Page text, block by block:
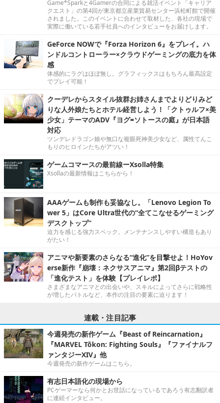
Game*Sparkと4Gamerの合同による就活イベント「キャリア
クエスト」の第4回が東京都立産業貿易センター浜松町館で開催
されました。このイベントに合わせて取材した、各社の現場で
実際に働いている若手社員へのインタビューをお届けします。
GeForce NOWで『Forza Horizon 6』をプレイ。ハ
ンドルコントローラー×クラウドゲーミングの底力を体
感
体感的にラグはほぼ無し。グラフィックスはもちろん最高設定
でプレイ可能！
クーデレからスタイル抜群お姉さんまでよりどりみど
りな人外娘たちとホテル経営しよう！「クトゥルフ×美
少女」テーマのADV『ヨグ=ソトースの庭』が日本語
対応
ツンデレドラゴン娘や無口な複眼死神美少女など、属性てんこ
もりのヒロインたちがアツい！
ゲームコマースの最前線ーXsolla特集
Xsollaの最新情報はこちらから！
AAAゲームも制作も妥協なし。「Lenovo Legion To
wer 5」はCore Ultra世代の“全てこなせるゲーミング
デスクトップ”
迫力を感じる強力スペック。メンテナンスしやすい構造もあり
がたい！
アニマや新要素のさらなる“進化”を目撃せよ！HoYov
erse新作『崩壊：ネクサスアニマ』第2回βテストの
「進化テスト」を体験【プレイレポ】
さまざまなアニマとの出会いや、スキルによってさらに戦略性
が増したバトルなど、本作の注目の要素に迫ります！
連載・注目記事
今週発売の新作ゲーム『Beast of Reincarnation』
『MARVEL Tōkon: Fighting Souls』『ファイナルフ
ァンタジーXIV』他
今週発売の新作ゲームはこちら。
有志日本語化の現場から
PCゲーマーなら何かとお世話になっているであろう有志翻訳者
に連続インタビュー。